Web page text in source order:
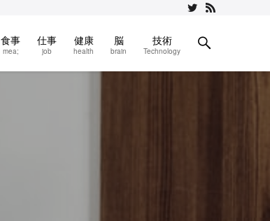
食事
mea;
仕事
job
健康
health
脳
brain
技術
Technology